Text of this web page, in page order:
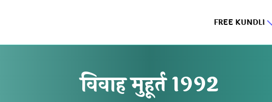
FREE KUNDLI
विवाह मुहूर्त 1992